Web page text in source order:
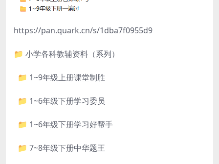
https://pan.quark.cn/s/1dba7f0955d9
📁 小学各科教辅资料（系列）
📁 1~9年级上册课堂制胜
📁 1~6年级下册学习委员
📁 1~6年级下册学习好帮手
📁 7~8年级下册中华题王